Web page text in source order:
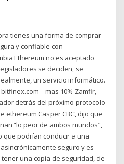
tienes una forma de comprar
y confiable con
Ethereum no es aceptado
se deciden, se
un servicio informático.
– mas 10% Zamfir,
detrás del próximo protocolo
ethereum Casper CBC, dijo que
“lo peor de ambos mundos”,
que podrían conducir a una
seguro y es
una copia de seguridad, de